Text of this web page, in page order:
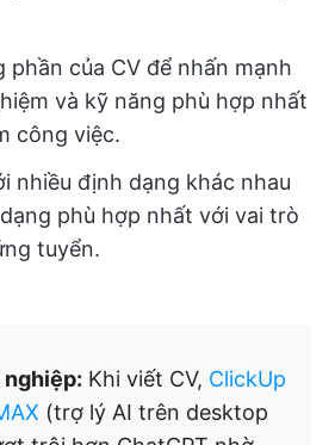
phần của CV để nhấn mạnh
và kỹ năng phù hợp nhất
công việc.
nhiều định dạng khác nhau
phù hợp nhất với vai trò
tuyển.
Khi viết CV, ClickUp
(trợ lý AI trên desktop